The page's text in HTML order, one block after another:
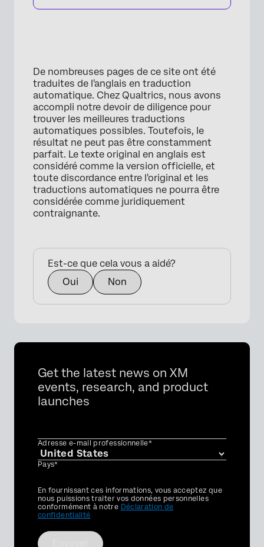
×
De nombreuses pages de ce site ont été
traduites de l'anglais en traduction
automatique. Chez Qualtrics, nous avons
accompli notre devoir de diligence pour
trouver les meilleures traductions
automatiques possibles. Toutefois, le
résultat ne peut pas être constamment
parfait. Le texte original en anglais est
considéré comme la version officielle, et
toute discordance entre l'original et les
traductions automatiques ne pourra être
considérée comme juridiquement
contraignante.
Est-ce que cela vous a aidé?
Oui
Non
Get the latest news on XM
events, research, and product
launches
Adresse e-mail professionnelle*
Pays*
Privacy
Optin
En fournissant ces informations, vous acceptez que
nous puissions traiter vos données personnelles
conformément à notre Déclaration de
confidentialité